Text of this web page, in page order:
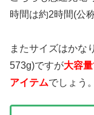
時間は約2時間(公
またサイズはかな
573g)ですが大容
アイテムでしょう。